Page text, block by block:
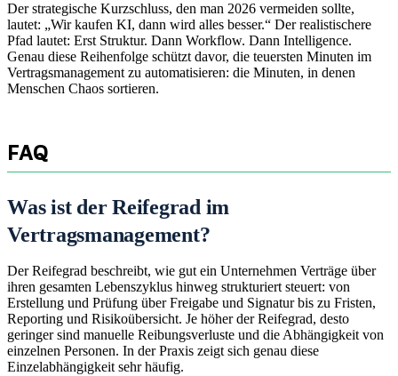
Der strategische Kurzschluss, den man 2026 vermeiden sollte,
lautet: „Wir kaufen KI, dann wird alles besser.“ Der realistischere
Pfad lautet: Erst Struktur. Dann Workflow. Dann Intelligence.
Genau diese Reihenfolge schützt davor, die teuersten Minuten im
Vertragsmanagement zu automatisieren: die Minuten, in denen
Menschen Chaos sortieren.
FAQ
Was ist der Reifegrad im
Vertragsmanagement?
Der Reifegrad beschreibt, wie gut ein Unternehmen Verträge über
ihren gesamten Lebenszyklus hinweg strukturiert steuert: von
Erstellung und Prüfung über Freigabe und Signatur bis zu Fristen,
Reporting und Risikoübersicht. Je höher der Reifegrad, desto
geringer sind manuelle Reibungsverluste und die Abhängigkeit von
einzelnen Personen. In der Praxis zeigt sich genau diese
Einzelabhängigkeit sehr häufig.